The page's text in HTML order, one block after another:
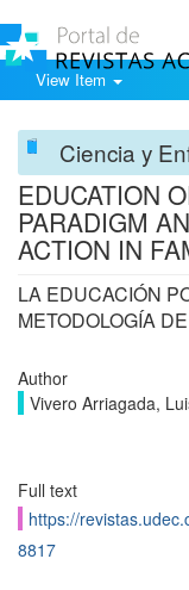
View Item
Ciencia y
EDUCATION
PARADIGM
ACTION IN
LA EDUCACIÓN
METODOLOGÍA
Author
Vivero Arriagada,
Full text
https://
8817